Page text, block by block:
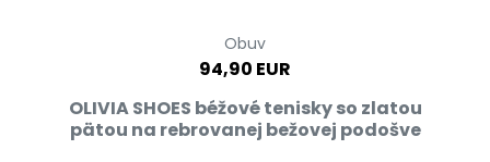
Obuv
94,90 EUR
OLIVIA SHOES béžové tenisky so zlatou
pätou na rebrovanej bežovej podošve